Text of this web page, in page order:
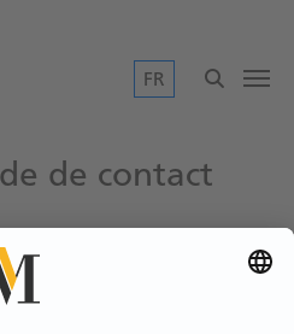
FR
de contact